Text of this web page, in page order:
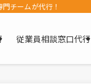
チームが代行！
従業員相談窓口代行